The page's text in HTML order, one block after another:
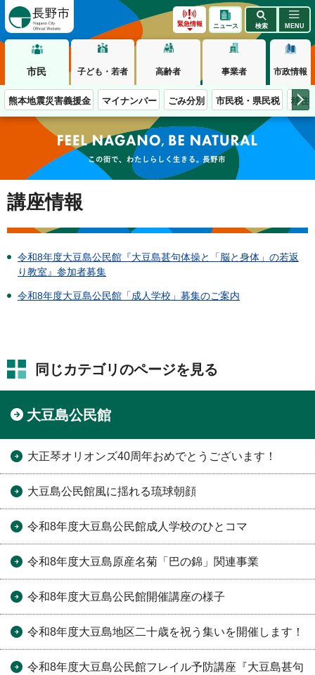
緊急情報 ニュース 検索 MENU
市民 子ども・若者 高齢者 事業者 市政情報
熊本地震災害義援金 マイナンバー ごみ分別 市民税・県民税 移住
この街で、わたしらしく生きる。長野市
講座情報
令和8年度大豆島公民館『大豆島甚句体操と「脳と身体」の若返
り教室』参加者募集
令和8年度大豆島公民館「成人学校」募集のご案内
同じカテゴリのページを見る
大豆島公民館
大正琴オリオンズ40周年おめでとうございます！
大豆島公民館風に揺れる琉球朝顔
令和8年度大豆島公民館成人学校のひとコマ
令和8年度大豆島原産名菊「巴の錦」関連事業
令和8年度大豆島公民館開催講座の様子
令和8年度大豆島地区二十歳を祝う集いを開催します！
令和8年度大豆島公民館フレイル予防講座『大豆島甚句